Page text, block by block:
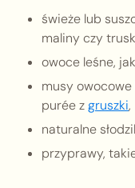
świeże lub
maliny czy
owoce leśne,
musy owocowe
purée zgruszki,
naturalne
przyprawy,